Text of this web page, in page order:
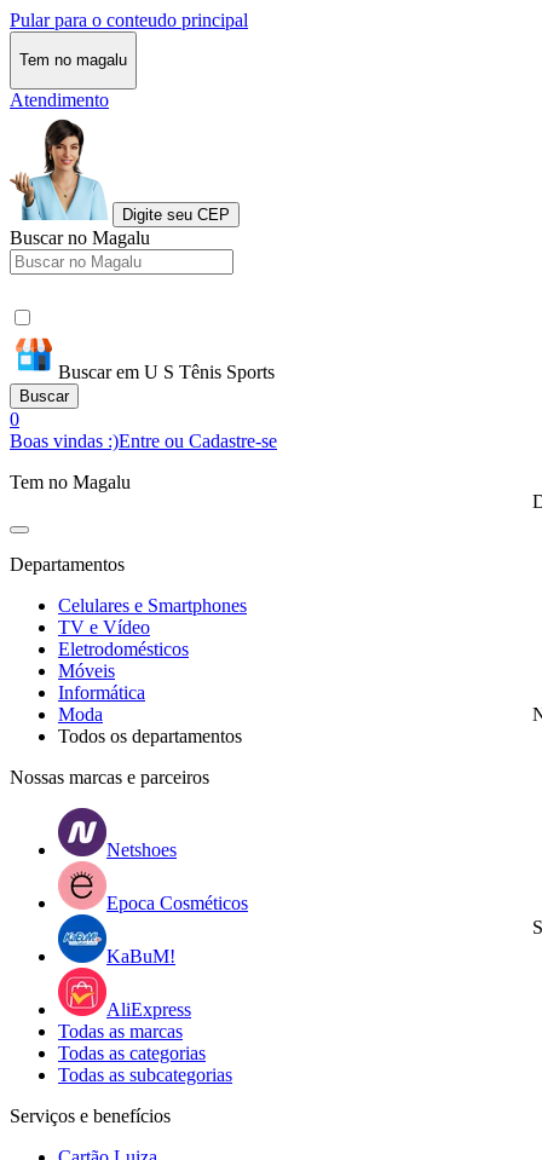
Pular para o conteudo principal
Tem no magalu
Atendimento
Digite seu CEP
Buscar no Magalu
Buscar em U S Tênis Sports
Buscar
0
Boas vindas :)Entre ou Cadastre-se
Tem no Magalu
Departamentos
Celulares e Smartphones
TV e Vídeo
Eletrodomésticos
Móveis
Informática
Moda
Todos os departamentos
Nossas marcas e parceiros
Netshoes
Epoca Cosméticos
KaBuM!
AliExpress
Todas as marcas
Todas as categorias
Todas as subcategorias
Serviços e benefícios